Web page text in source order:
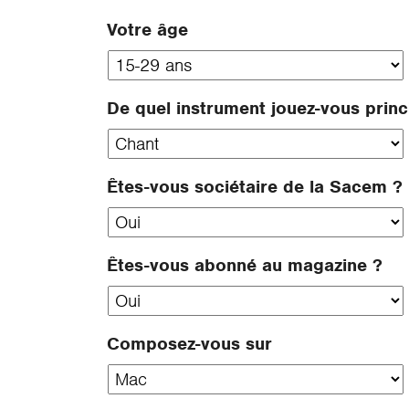
Votre âge
De quel instrument jouez-vous
Êtes-vous sociétaire de la Sacem ?
Êtes-vous abonné au magazine ?
Composez-vous sur